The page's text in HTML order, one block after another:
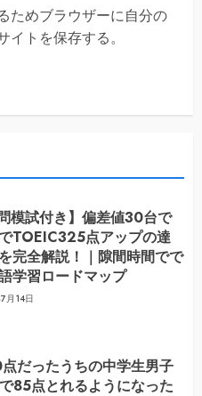
ためブラウザーに自分の
トを保存する。
模試付き】偏差値30台で
TOEIC325点アップの達
完全解説！｜隙間時間でで
学習ロードマップ
月14日
だったうちの中学生男子
85点とれるようになった